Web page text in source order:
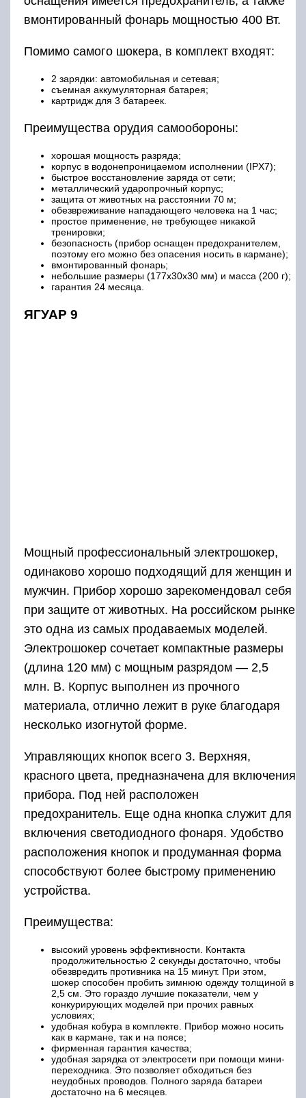
вмонтированный фонарь мощностью 400 Вт.
Помимо самого шокера, в комплект входят:
2 зарядки: автомобильная и сетевая;
съемная аккумуляторная батарея;
картридж для 3 батареек.
Преимущества орудия самообороны:
хорошая мощность разряда;
корпус в водонепроницаемом исполнении (IPX7);
быстрое восстановление заряда от сети;
металлический ударопрочный корпус;
защита от животных на расстоянии 70 м;
обезвреживание нападающего человека на 1 час;
простое применение, не требующее никакой
тренировки;
безопасность (прибор оснащен предохранителем,
поэтому его можно без опасения носить в кармане);
вмонтированный фонарь;
небольшие размеры (177х30х30 мм) и масса (200 г);
гарантия 24 месяца.
ЯГУАР 9
Мощный профессиональный электрошокер,
одинаково хорошо подходящий для женщин и
мужчин. Прибор хорошо зарекомендовал себя
при защите от животных. На российском рынке
это одна из самых продаваемых моделей.
Электрошокер сочетает компактные размеры
(длина 120 мм) с мощным разрядом — 2,5
млн. В. Корпус выполнен из прочного
материала, отлично лежит в руке благодаря
несколько изогнутой форме.
Управляющих кнопок всего 3. Верхняя,
красного цвета, предназначена для включения
прибора. Под ней расположен
предохранитель. Еще одна кнопка служит для
включения светодиодного фонаря. Удобство
расположения кнопок и продуманная форма
способствуют более быстрому применению
устройства.
Преимущества:
высокий уровень эффективности. Контакта
продолжительностью 2 секунды достаточно, чтобы
обезвредить противника на 15 минут. При этом,
шокер способен пробить зимнюю одежду толщиной в
2,5 см. Это гораздо лучшие показатели, чем у
конкурирующих моделей при прочих равных
условиях;
удобная кобура в комплекте. Прибор можно носить
как в кармане, так и на поясе;
фирменная гарантия качества;
удобная зарядка от электросети при помощи мини-
переходника. Это позволяет обходиться без
неудобных проводов. Полного заряда батареи
достаточно на 6 месяцев.